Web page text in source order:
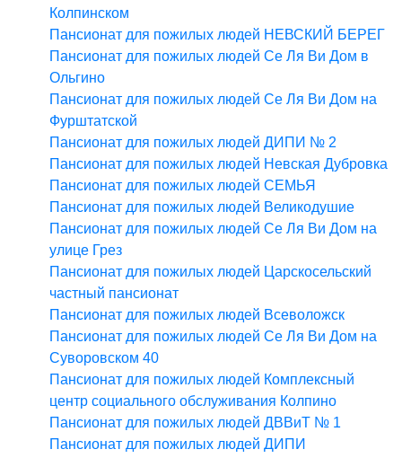
Колпинском
Пансионат для пожилых людей НЕВСКИЙ БЕРЕГ
Пансионат для пожилых людей Се Ля Ви Дом в
Ольгино
Пансионат для пожилых людей Се Ля Ви Дом на
Фурштатской
Пансионат для пожилых людей ДИПИ № 2
Пансионат для пожилых людей Невская Дубровка
Пансионат для пожилых людей СЕМЬЯ
Пансионат для пожилых людей Великодушие
Пансионат для пожилых людей Се Ля Ви Дом на
улице Грез
Пансионат для пожилых людей Царскосельский
частный пансионат
Пансионат для пожилых людей Всеволожск
Пансионат для пожилых людей Се Ля Ви Дом на
Суворовском 40
Пансионат для пожилых людей Комплексный
центр социального обслуживания Колпино
Пансионат для пожилых людей ДВВиТ № 1
Пансионат для пожилых людей ДИПИ